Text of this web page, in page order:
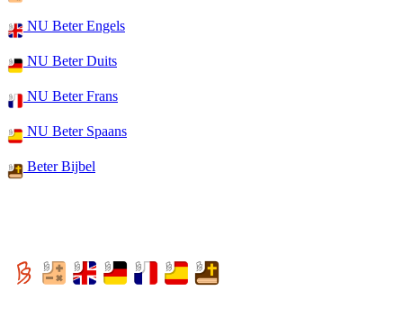
NU Beter Engels
NU Beter Duits
NU Beter Frans
NU Beter Spaans
Beter Bijbel